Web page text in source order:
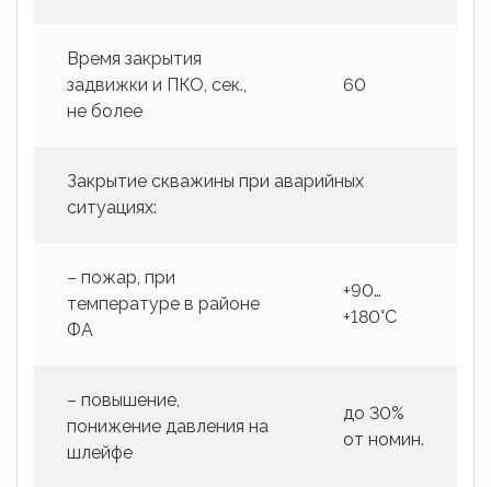
Время закрытия
задвижки и ПКО, сек.,
не более
60
Закрытие скважины при аварийных
ситуациях:
– пожар, при
температуре в районе
ФА
+90…
+180°С
– повышение,
понижение давления на
шлейфе
до 30%
от номин.